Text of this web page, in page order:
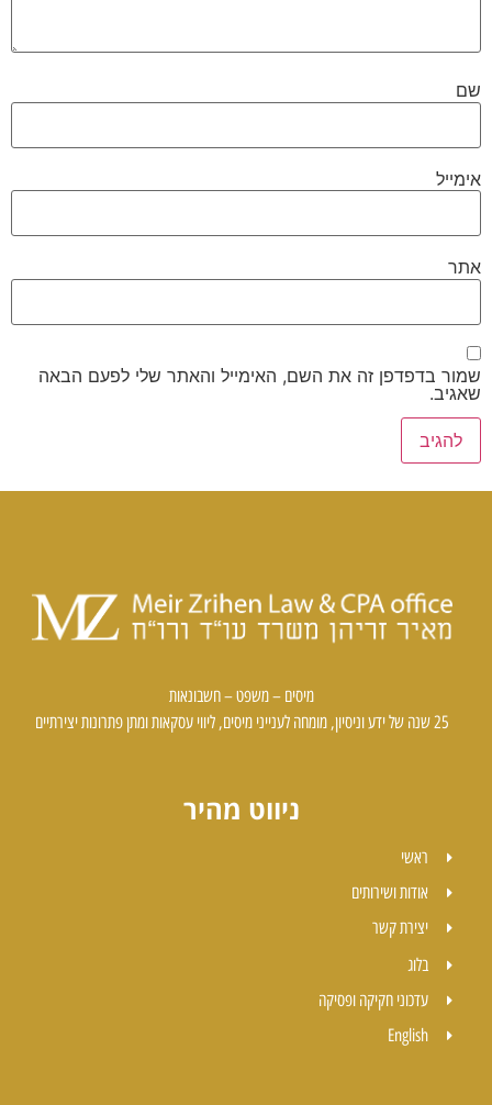
שם
אימייל
אתר
שמור בדפדפן זה את השם, האימייל והאתר שלי לפעם הבאה
שאגיב.
מיסים – משפט – חשבונאות
25 שנה של ידע וניסיון, מומחה לענייני מיסים, ליווי עסקאות ומתן פתרונות יצירתיים
ניווט מהיר
ראשי
אודות ושירותים
יצירת קשר
בלוג
עדכוני חקיקה ופסיקה
English